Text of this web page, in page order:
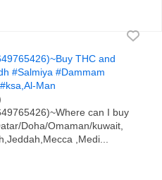
THC and
#Salmiya #Dammam
Man
can I buy
Doha/Omaman/kuwait,
,Medi...